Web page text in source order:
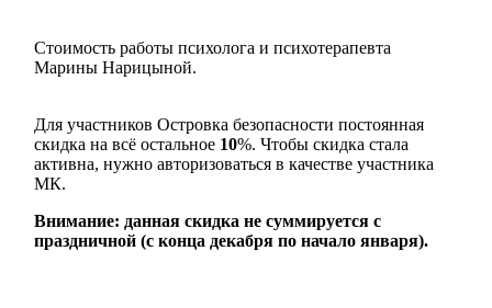
Стоимость работы психолога и психотерапевта
Марины Нарицыной.
Для участников Островка безопасности постоянная
скидка на всё остальное 10%. Чтобы скидка стала
активна, нужно авторизоваться в качестве участника
МК.
Внимание: данная скидка не суммируется с
праздничной (с конца декабря по начало января).